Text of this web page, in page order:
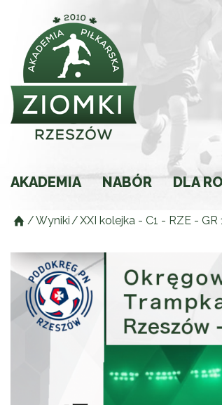
AKADEMIA
Historia
NABÓR DLA
/Wyniki/XXI kolejka - C1 - RZE - GR